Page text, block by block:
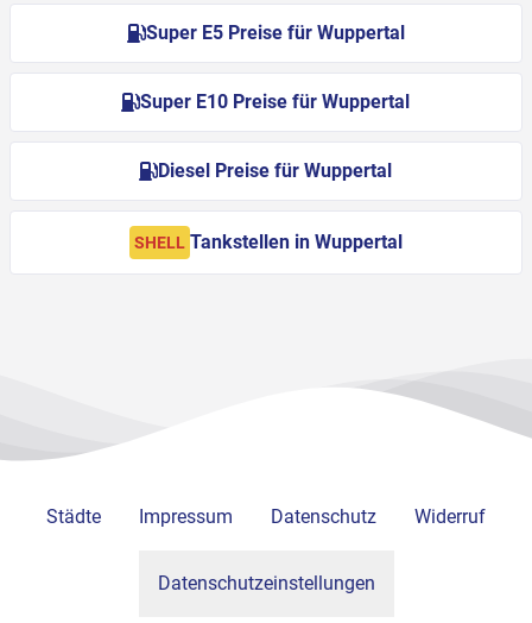
Super E5 Preise für Wuppertal
Super E10 Preise für Wuppertal
Diesel Preise für Wuppertal
SHELL Tankstellen in Wuppertal
Städte Impressum Datenschutz Widerruf
Datenschutzeinstellungen